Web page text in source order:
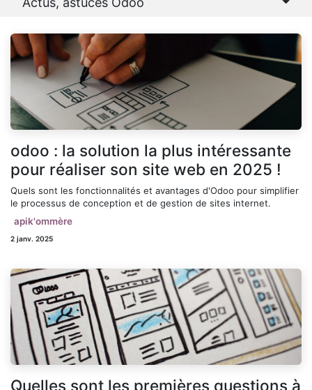
odoo : la solution la plus intéressante
pour réaliser son site web en 2025 !
Quels sont les fonctionnalités et avantages d'Odoo pour simplifier
le processus de conception et de gestion de sites internet.
apik'ommère
2 janv. 2025
Quelles sont les premières questions à